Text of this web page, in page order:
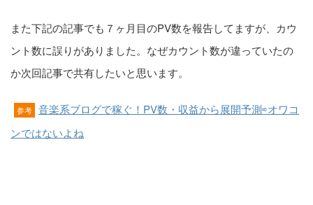
また下記の記事でも７ヶ月目のPV数を報告してますが、カウ
ント数に誤りがありました。なぜカウント数が違っていたの
か次回記事で共有したいと思います。
参考 音楽系ブログで稼ぐ！PV数・収益から展開予測⇨オワコ
ンではないよね